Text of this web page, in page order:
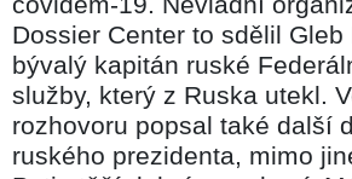
Dossier Center to sdělil Gleb
bývalý kapitán ruské
služby, který z Ruska utekl.
rozhovoru popsal také další
ruského prezidenta, mimo